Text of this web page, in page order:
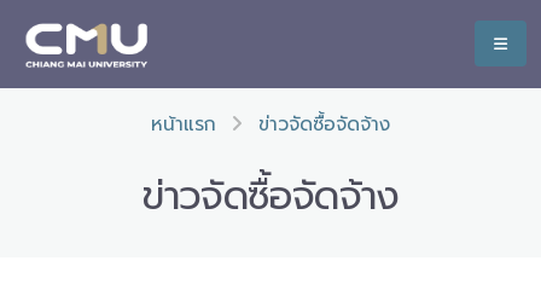
หน้าแรก ข่าวจัดซื้อจัดจ้าง
ข่าวจัดซื้อจัดจ้าง